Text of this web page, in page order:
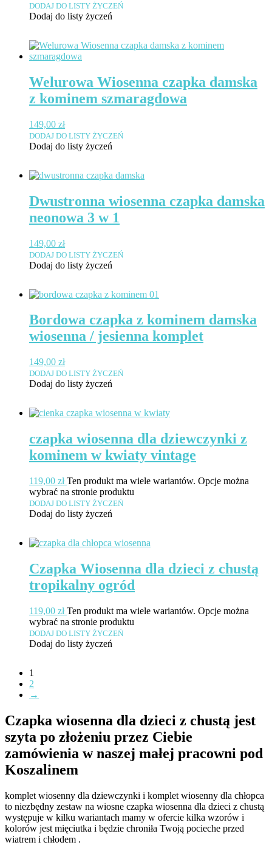
DODAJ DO LISTY ŻYCZEŃ
Dodaj do listy życzeń
Welurowa Wiosenna czapka damska
z kominem szmaragdowa
149,00 zł
DODAJ DO LISTY ŻYCZEŃ
Dodaj do listy życzeń
Dwustronna wiosenna czapka damska
neonowa 3 w 1
149,00 zł
DODAJ DO LISTY ŻYCZEŃ
Dodaj do listy życzeń
Bordowa czapka z kominem damska
wiosenna / jesienna komplet
149,00 zł
DODAJ DO LISTY ŻYCZEŃ
Dodaj do listy życzeń
czapka wiosenna dla dziewczynki z
kominem w kwiaty vintage
119,00 zł Ten produkt ma wiele wariantów. Opcje można
wybrać na stronie produktu
DODAJ DO LISTY ŻYCZEŃ
Dodaj do listy życzeń
Czapka Wiosenna dla dzieci z chustą
tropikalny ogród
119,00 zł Ten produkt ma wiele wariantów. Opcje można
wybrać na stronie produktu
DODAJ DO LISTY ŻYCZEŃ
Dodaj do listy życzeń
1
2
→
Czapka wiosenna dla dzieci z chustą jest
szyta po złożeniu przez Ciebie
zamówienia w naszej małej pracowni pod
Koszalinem
komplet wiosenny dla dziewczynki i komplet wiosenny dla chłopca
to niezbędny zestaw na wiosne czapka wiosenna dla dzieci z chustą
występuje w kilku wariantach mamy w ofercie kilka wzorów i
kolorów jest mięciutka i będzie chroniła Twoją pocieche przed
wiatrem i chłodem .